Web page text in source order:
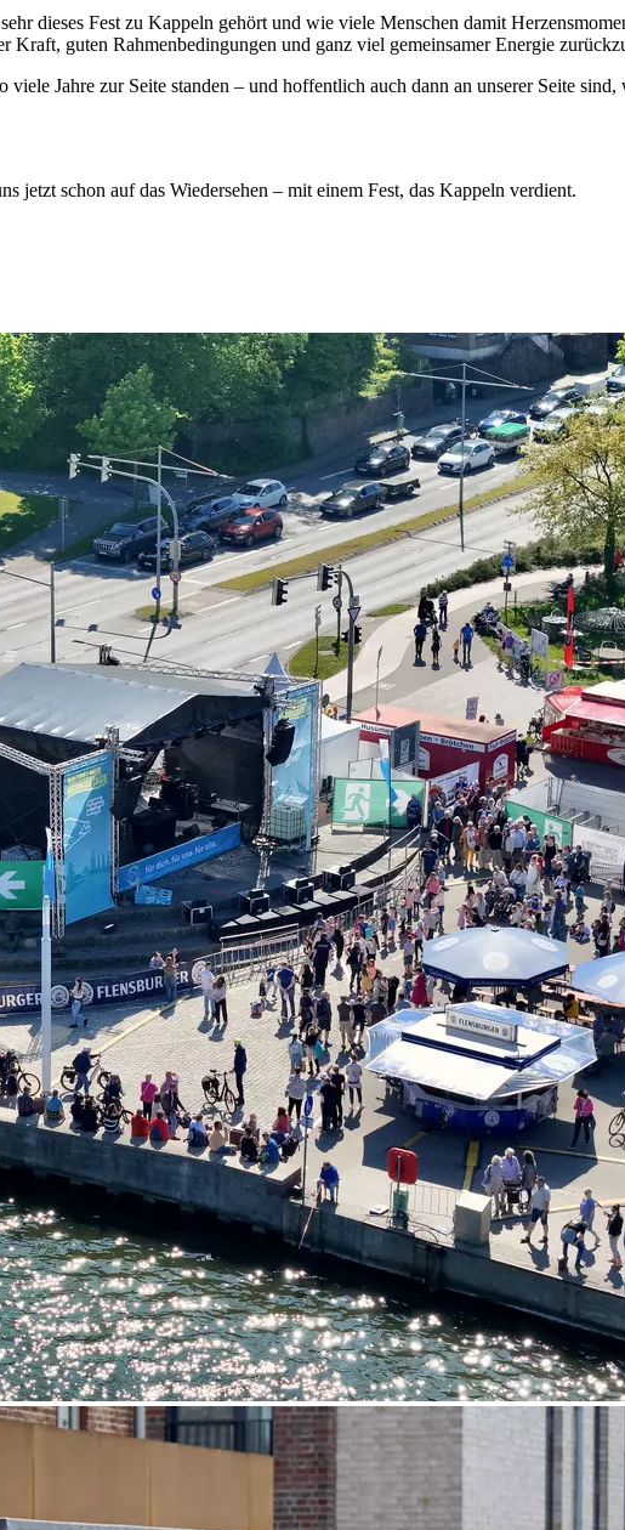
dieses Fest zu Kappeln gehört und wie viele Menschen damit
guten Rahmenbedingungen und ganz viel gemeinsamer Energie
Jahre zur Seite standen – und hoffentlich auch dann an unserer Seite
schon auf das Wiedersehen – mit einem Fest, das Kappeln verdient.